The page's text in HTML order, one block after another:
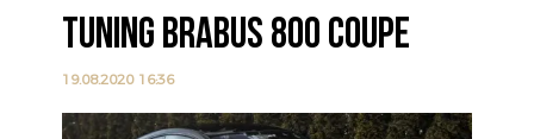
TUNING BRABUS 800 COUPE
19.08.2020 16:36